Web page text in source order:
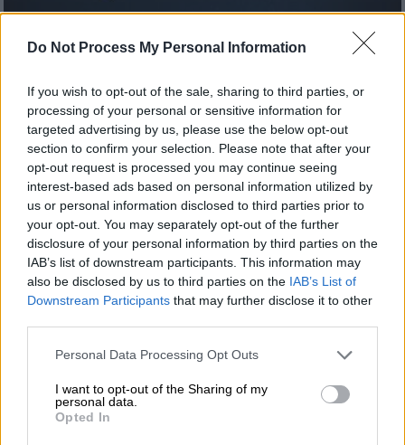
Do Not Process My Personal Information
If you wish to opt-out of the sale, sharing to third parties, or
processing of your personal or sensitive information for
targeted advertising by us, please use the below opt-out
section to confirm your selection. Please note that after your
opt-out request is processed you may continue seeing
interest-based ads based on personal information utilized by
us or personal information disclosed to third parties prior to
your opt-out. You may separately opt-out of the further
disclosure of your personal information by third parties on the
IAB’s list of downstream participants. This information may
also be disclosed by us to third parties on the IAB’s List of
Downstream Participants that may further disclose it to other
Please note that this website/app uses one or more Google
not limited to your visit or usage behaviour. You may click to
grant or deny consent to Google and its third-party tags to
use your data for below specified purposes in below Google
Personal Data Processing Opt Outs
I want to opt-out of the Sharing of my
personal data.
Opted In
Ελλάδα|29.10.2025 22:51
Κλήρωση Τζόκερ: Αυτοί είναι οι τυχεροί
αριθμοί που κερδίζουν 1 εκατ. ευρώ
Μήπως κερδίσατε;